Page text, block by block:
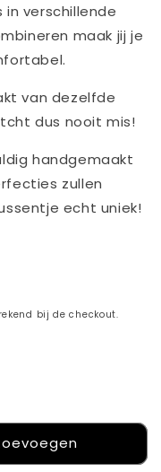
in verschillende
maak jij je
van dezelfde
dus nooit mis!
handgemaakt
zullen
echt uniek!
bij de checkout.